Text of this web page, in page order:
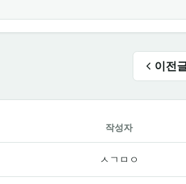
이전
작성자
ㅅㄱㅁㅇ